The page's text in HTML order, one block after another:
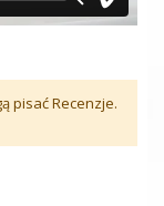
pisać Recenzje.